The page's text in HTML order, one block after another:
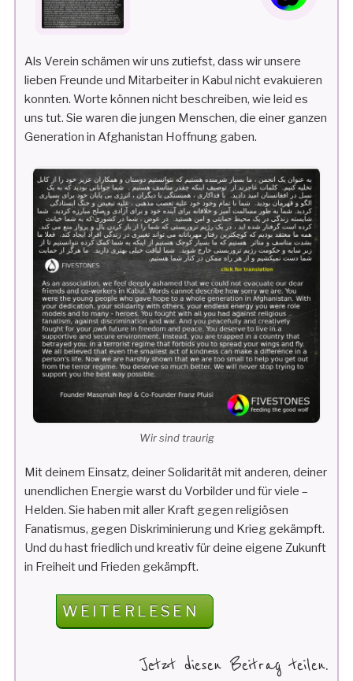
Als Verein schämen wir uns zutiefst, dass wir unsere
lieben Freunde und Mitarbeiter in Kabul nicht evakuieren
konnten. Worte können nicht beschreiben, wie leid es
uns tut. Sie waren die jungen Menschen, die einer ganzen
Generation in Afghanistan Hoffnung gaben.
Wir sind traurig
Mit deinem Einsatz, deiner Solidarität mit anderen, deiner
unendlichen Energie warst du Vorbilder und für viele –
Helden. Sie haben mit aller Kraft gegen religiösen
Fanatismus, gegen Diskriminierung und Krieg gekämpft.
Und du hast friedlich und kreativ für deine eigene Zukunft
in Freiheit und Frieden gekämpft.
„WIR
SIND
TRAURIG“
WEITERLESEN
Jetzt diesen Beitrag teilen.